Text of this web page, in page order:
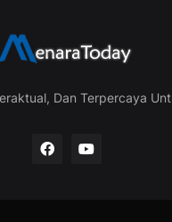
Dan Terpercaya